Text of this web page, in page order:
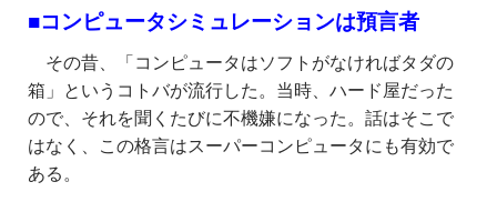
■コンピュータシミュレーションは預言者
その昔、「コンピュータはソフトがなければタダの
箱」というコトバが流行した。当時、ハード屋だった
ので、それを聞くたびに不機嫌になった。話はそこで
はなく、この格言はスーパーコンピュータにも有効で
ある。